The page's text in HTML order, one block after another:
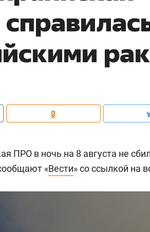
ПРО в ночь на 8 августа не
«Вести» со ссылкой на